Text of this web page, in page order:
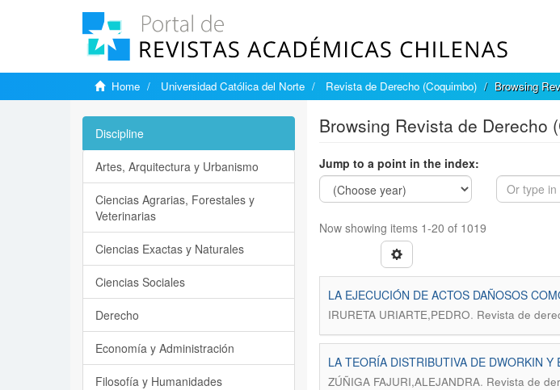
Home Universidad Católica del Norte Revista de Derecho (Coquimbo) Browsing
Browsing Revista de Derecho
Jump to a point in the index:
Now showing items 1-20 of 1019
LA EJECUCIÓN DE ACTOS DAÑOSOS
IRURETA URIARTE,PEDRO. Revista de
LA TEORÍA DISTRIBUTIVA DE DWORKIN
ZÚÑIGA FAJURI,ALEJANDRA. Revista de
Discipline
Artes, Arquitectura y Urbanismo
Ciencias Agrarias, Forestales y
Veterinarias
Ciencias Exactas y Naturales
Ciencias Sociales
Derecho
Economía y Administración
Filosofía y Humanidades